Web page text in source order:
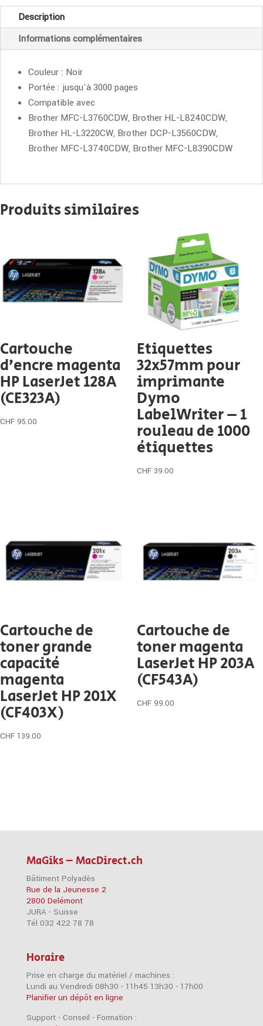
TN-
248XLBKDescription
Informations complémentaires
Couleur : Noir
Portée : jusqu'à 3000 pages
Compatible avec
Brother MFC-L3760CDW, Brother HL-L8240CDW,
Brother HL-L3220CW, Brother DCP-L3560CDW,
Brother MFC-L3740CDW, Brother MFC-L8390CDW
Produits similaires
Cartouche
d’encre magenta
HP LaserJet 128A
(CE323A)
CHF 95.00
Etiquettes
32x57mm pour
imprimante
Dymo
LabelWriter – 1
rouleau de 1000
étiquettes
CHF 39.00
Cartouche de
toner grande
capacité
magenta
LaserJet HP 201X
(CF403X)
CHF 139.00
Cartouche de
toner magenta
LaserJet HP 203A
(CF543A)
CHF 99.00
MaGiks – MacDirect.ch
Bâtiment Polyadès
Rue de la Jeunesse 2
2800 Delémont
JURA - Suisse
Tél 032 422 78 78
Horaire
Prise en charge du matériel / machines :
Lundi au Vendredi 08h30 - 11h45 13h30 - 17h00
Planifier un dépôt en ligne
Support - Conseil - Formation :